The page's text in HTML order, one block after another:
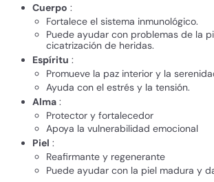
Cuerpo :
Fortalece el sistema inmunológico.
Puede ayudar con problemas de la
cicatrización de heridas.
Espíritu :
Promueve la paz interior y la
Ayuda con el estrés y la tensión.
Alma :
Protector y fortalecedor
Apoya la vulnerabilidad emocional
Piel :
Reafirmante y regenerante
Puede ayudar con la piel madura y